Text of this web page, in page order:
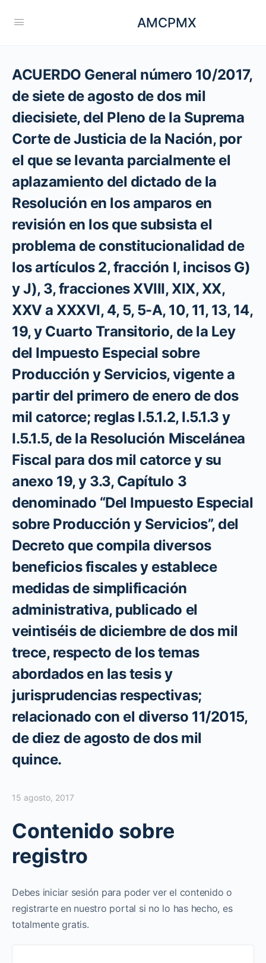
AMCPMX
ACUERDO General número 10/2017,
de siete de agosto de dos mil
diecisiete, del Pleno de la Suprema
Corte de Justicia de la Nación, por
el que se levanta parcialmente el
aplazamiento del dictado de la
Resolución en los amparos en
revisión en los que subsista el
problema de constitucionalidad de
los artículos 2, fracción I, incisos G)
y J), 3, fracciones XVIII, XIX, XX,
XXV a XXXVI, 4, 5, 5-A, 10, 11, 13, 14,
19, y Cuarto Transitorio, de la Ley
del Impuesto Especial sobre
Producción y Servicios, vigente a
partir del primero de enero de dos
mil catorce; reglas I.5.1.2, I.5.1.3 y
I.5.1.5, de la Resolución Miscelánea
Fiscal para dos mil catorce y su
anexo 19, y 3.3, Capítulo 3
denominado “Del Impuesto Especial
sobre Producción y Servicios”, del
Decreto que compila diversos
beneficios fiscales y establece
medidas de simplificación
administrativa, publicado el
veintiséis de diciembre de dos mil
trece, respecto de los temas
abordados en las tesis y
jurisprudencias respectivas;
relacionado con el diverso 11/2015,
de diez de agosto de dos mil
quince.
15 agosto, 2017
Contenido sobre
registro
Debes iniciar sesión para poder ver el contenido o
registrarte en nuestro portal si no lo has hecho, es
totalmente gratis.